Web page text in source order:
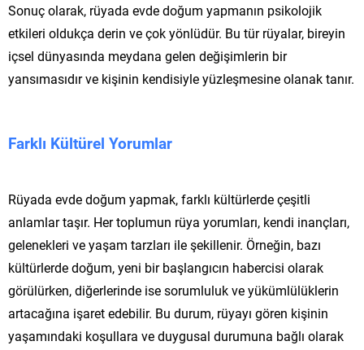
Sonuç olarak, rüyada evde doğum yapmanın psikolojik
etkileri oldukça derin ve çok yönlüdür. Bu tür rüyalar, bireyin
içsel dünyasında meydana gelen değişimlerin bir
yansımasıdır ve kişinin kendisiyle yüzleşmesine olanak tanır.
Farklı Kültürel Yorumlar
Rüyada evde doğum yapmak, farklı kültürlerde çeşitli
anlamlar taşır. Her toplumun rüya yorumları, kendi inançları,
gelenekleri ve yaşam tarzları ile şekillenir. Örneğin, bazı
kültürlerde doğum, yeni bir başlangıcın habercisi olarak
görülürken, diğerlerinde ise sorumluluk ve yükümlülüklerin
artacağına işaret edebilir. Bu durum, rüyayı gören kişinin
yaşamındaki koşullara ve duygusal durumuna bağlı olarak